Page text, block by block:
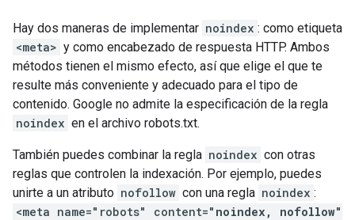
Hay dos maneras de implementar noindex : como etiqueta
<meta> y como encabezado de respuesta HTTP. Ambos
métodos tienen el mismo efecto, así que elige el que te
resulte más conveniente y adecuado para el tipo de
contenido. Google no admite la especificación de la regla
noindex en el archivo robots.txt.
También puedes combinar la regla noindex con otras
reglas que controlen la indexación. Por ejemplo, puedes
unirte a un atributo nofollow con una regla noindex :
<meta name="robots" content=" noindex, nofollow"